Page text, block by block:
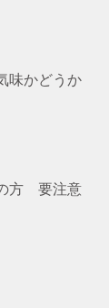
味かどうか
方　要注意